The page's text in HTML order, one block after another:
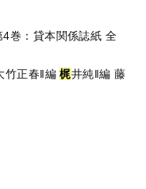
4巻：貸本関係誌紙 全
竹正春‖編 梶井純‖編 藤